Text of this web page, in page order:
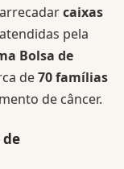
caixas
pela
Bolsa de
de70 famílias
de câncer.